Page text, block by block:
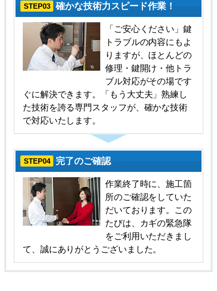
STEP03 確かな技術力スピード作業！
「ご安心ください」鍵
トラブルの内容にもよ
りますが、ほとんどの
修理・鍵開け・他トラ
ブル対応がその場です
ぐに解決できます。「もう大丈夫」熟練し
た技術を誇る専門スタッフが、確かな技術
で対応いたします。
STEP04 完了のご確認
作業終了時に、施工箇
所のご確認をしていた
だいております。この
たびは、カギの緊急隊
をご利用いただきまし
て、誠にありがとうございました。